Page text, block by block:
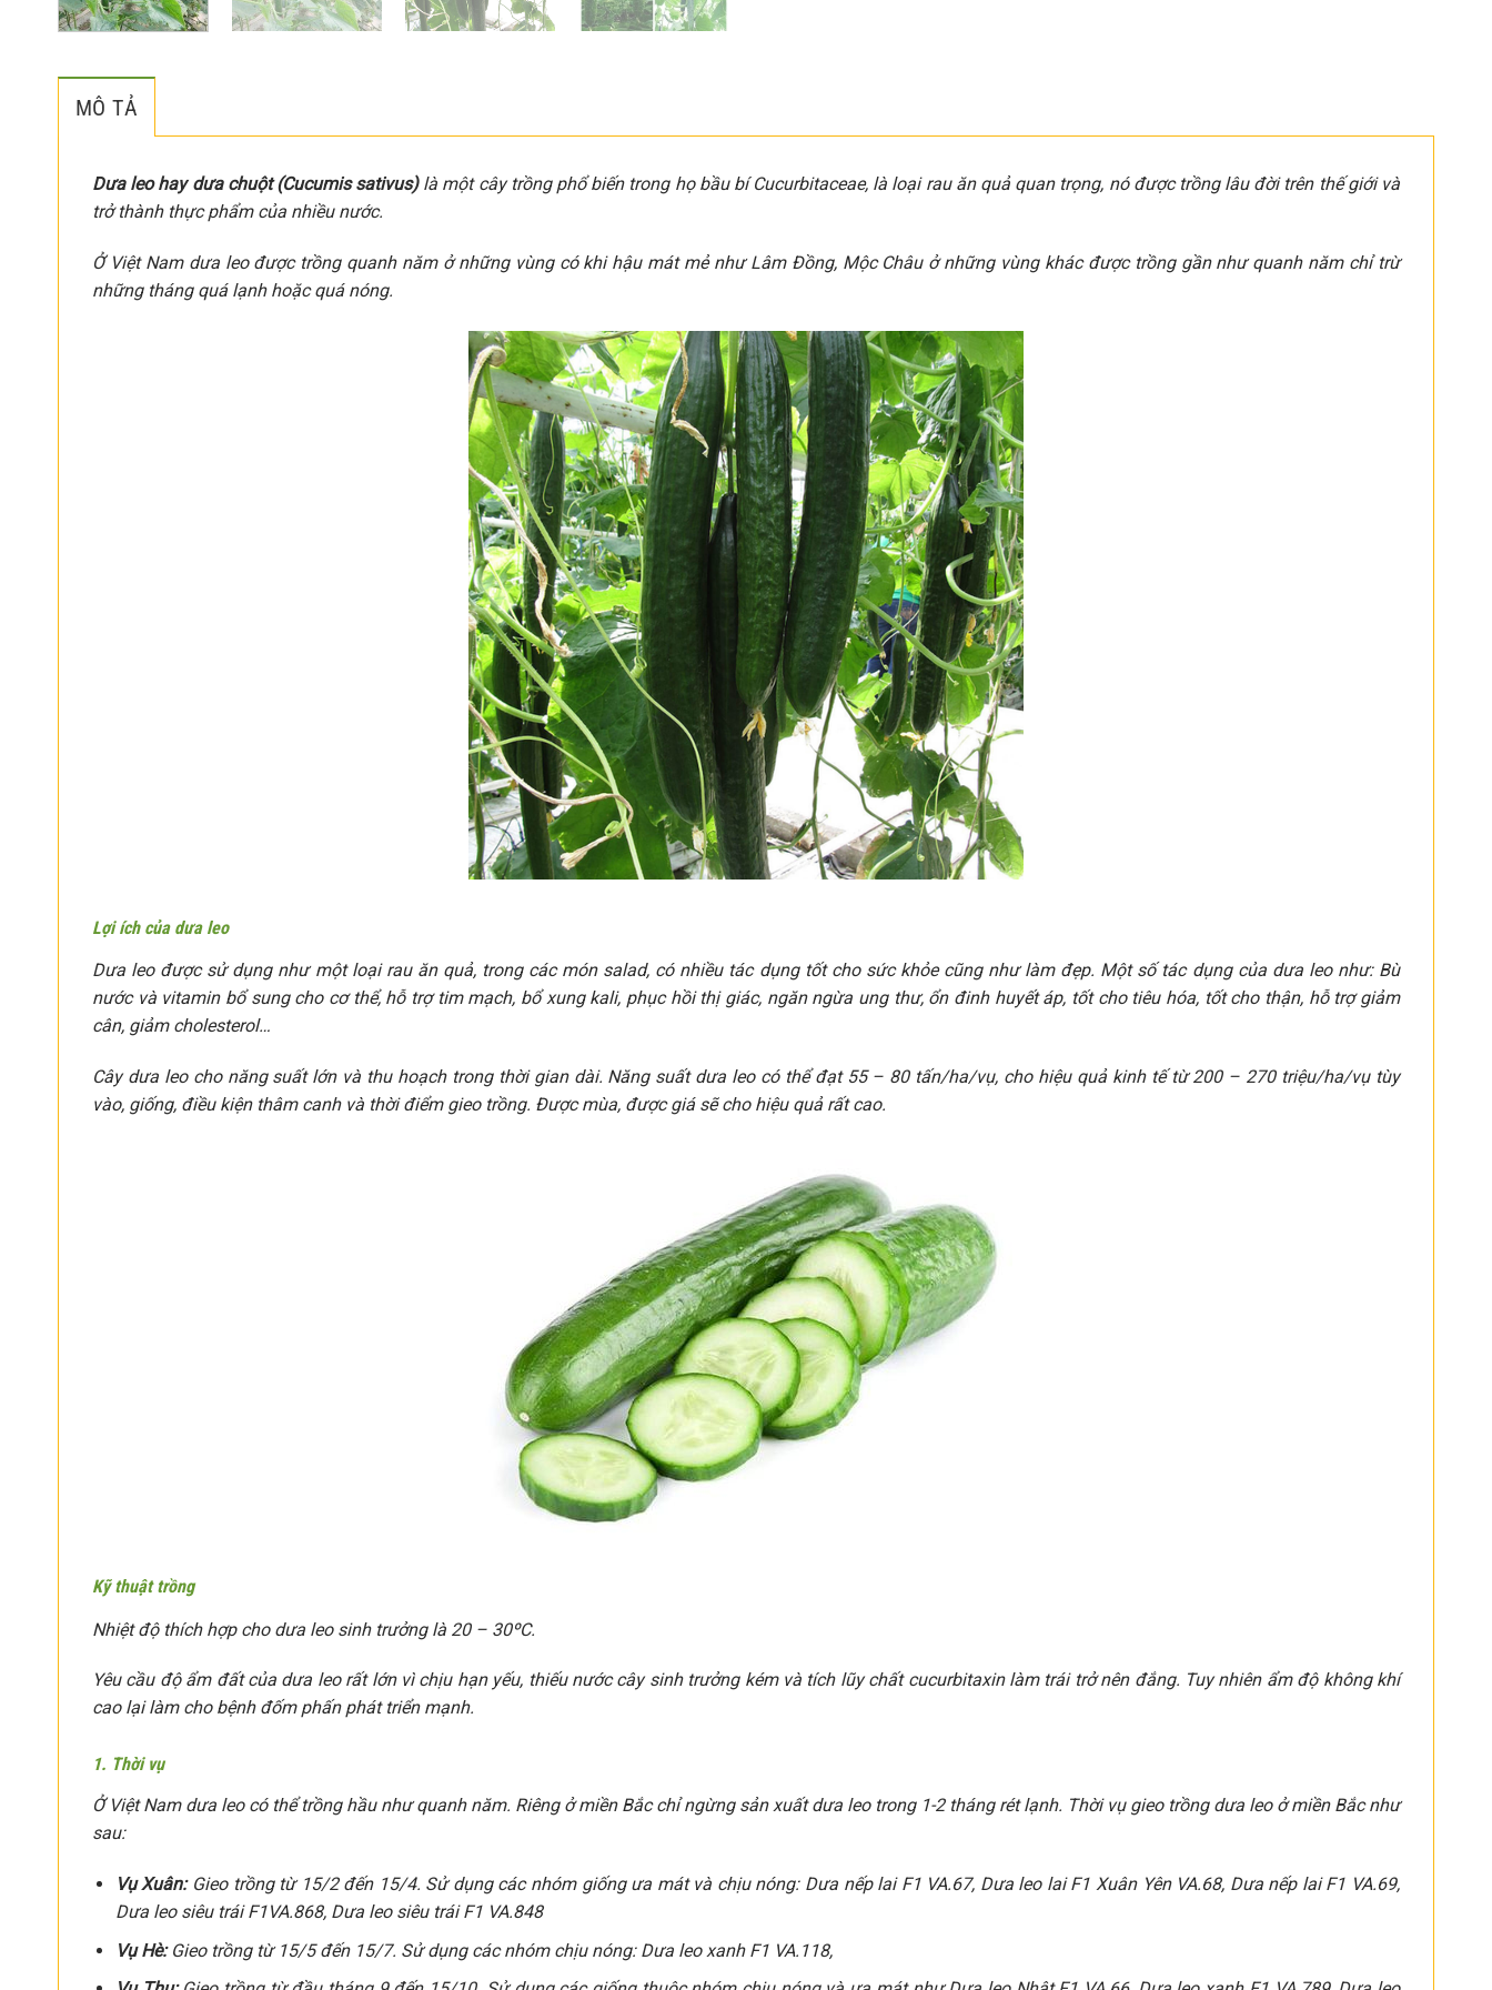
MÔ TẢ
Dưa leo hay dưa chuột (Cucumis sativus) là một cây trồng phổ biến trong họ bầu bí Cucurbitaceae, là loại rau ăn quả quan trọng, nó được trồng lâu đời trên thế giới và
trở thành thực phẩm của nhiều nước.
Ở Việt Nam dưa leo được trồng quanh năm ở những vùng có khi hậu mát mẻ như Lâm Đồng, Mộc Châu ở những vùng khác được trồng gần như quanh năm chỉ trừ
những tháng quá lạnh hoặc quá nóng.
Lợi ích của dưa leo
Dưa leo được sử dụng như một loại rau ăn quả, trong các món salad, có nhiều tác dụng tốt cho sức khỏe cũng như làm đẹp. Một số tác dụng của dưa leo như: Bù
nước và vitamin bổ sung cho cơ thể, hỗ trợ tim mạch, bổ xung kali, phục hồi thị giác, ngăn ngừa ung thư, ổn đinh huyết áp, tốt cho tiêu hóa, tốt cho thận, hỗ trợ giảm
cân, giảm cholesterol…
Cây dưa leo cho năng suất lớn và thu hoạch trong thời gian dài. Năng suất dưa leo có thể đạt 55 – 80 tấn/ha/vụ, cho hiệu quả kinh tế từ 200 – 270 triệu/ha/vụ tùy
vào, giống, điều kiện thâm canh và thời điểm gieo trồng. Được mùa, được giá sẽ cho hiệu quả rất cao.
Kỹ thuật trồng
Nhiệt độ thích hợp cho dưa leo sinh trưởng là 20 – 30ºC.
Yêu cầu độ ẩm đất của dưa leo rất lớn vì chịu hạn yếu, thiếu nước cây sinh trưởng kém và tích lũy chất cucurbitaxin làm trái trở nên đắng. Tuy nhiên ẩm độ không khí
cao lại làm cho bệnh đốm phấn phát triển mạnh.
1. Thời vụ
Ở Việt Nam dưa leo có thể trồng hầu như quanh năm. Riêng ở miền Bắc chỉ ngừng sản xuất dưa leo trong 1-2 tháng rét lạnh. Thời vụ gieo trồng dưa leo ở miền Bắc như
sau:
Vụ Xuân:Gieo trồng từ 15/2 đến 15/4. Sử dụng các nhóm giống ưa mát và chịu nóng: Dưa nếp lai F1 VA.67, Dưa leo lai F1 Xuân Yên VA.68, Dưa nếp lai F1 VA.69,
Dưa leo siêu trái F1VA.868, Dưa leo siêu trái F1 VA.848
Vụ Hè:Gieo trồng từ 15/5 đến 15/7. Sử dụng các nhóm chịu nóng: Dưa leo xanh F1 VA.118,